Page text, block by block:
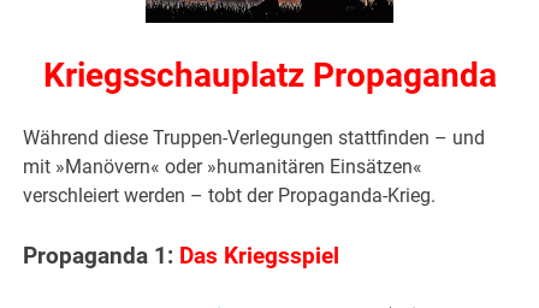
Kriegsschauplatz Propaganda
Während diese Truppen-Verlegungen stattfinden – und
mit »Manövern« oder »humanitären Einsätzen«
verschleiert werden – tobt der Propaganda-Krieg.
Propaganda 1: Das Kriegsspiel